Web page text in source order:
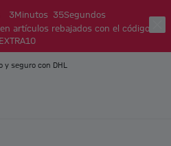
3 Minutos 35Segundos
artículos rebajados con el código:
EXTRA10
y seguro con DHL